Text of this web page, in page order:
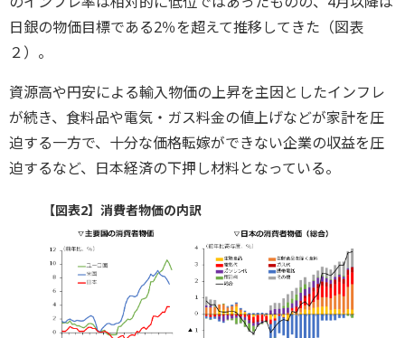
日銀の物価目標である2％を超えて推移してきた（図表
２）。
資源高や円安による輸入物価の上昇を主因としたインフレ
が続き、食料品や電気・ガス料金の値上げなどが家計を圧
迫する一方で、十分な価格転嫁ができない企業の収益を圧
迫するなど、日本経済の下押し材料となっている。
【図表2】消費者物価の内訳